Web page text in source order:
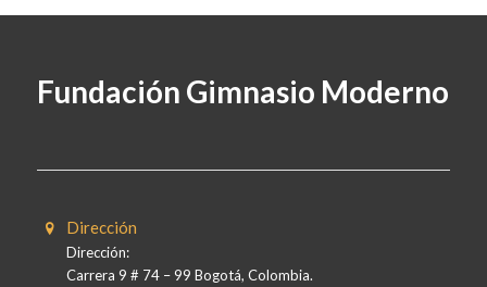
Fundación Gimnasio Moderno
Dirección
Dirección:
Carrera 9 # 74 – 99 Bogotá, Colombia.